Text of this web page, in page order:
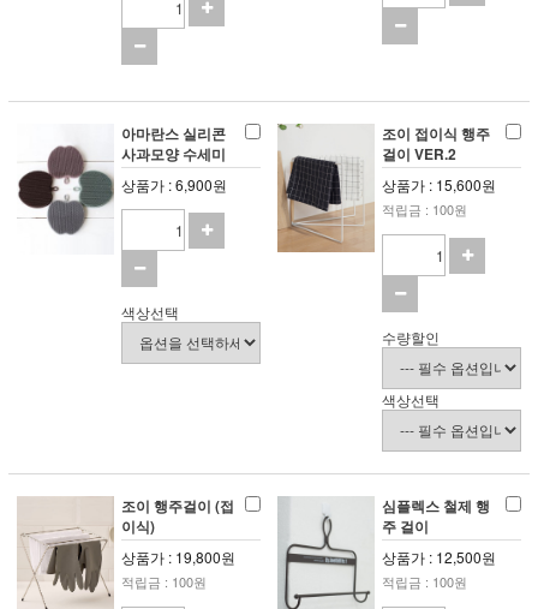
아마란스 실리콘
사과모양 수세미
상품가 : 6,900원
색상선택
조이 접이식 행주
걸이 VER.2
상품가 : 15,600원
적립금 : 100원
수량할인
색상선택
조이 행주걸이 (접
이식)
상품가 : 19,800원
적립금 : 100원
심플렉스 철제 행
주 걸이
상품가 : 12,500원
적립금 : 100원